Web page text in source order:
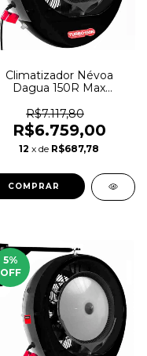
Climatizador Névoa
Dagua 150R Max
2026
R$7.117,80
R$6.759,00
12 x de R$687,78
COMPRAR
5%
OFF